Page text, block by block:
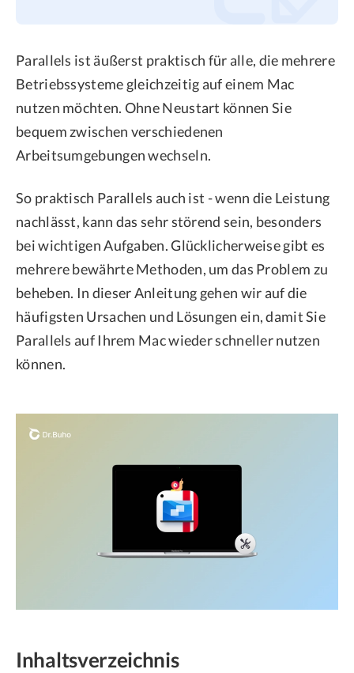
Parallels ist äußerst praktisch für alle, die mehrere
Betriebssysteme gleichzeitig auf einem Mac
nutzen möchten. Ohne Neustart können Sie
bequem zwischen verschiedenen
Arbeitsumgebungen wechseln.
So praktisch Parallels auch ist - wenn die Leistung
nachlässt, kann das sehr störend sein, besonders
bei wichtigen Aufgaben. Glücklicherweise gibt es
mehrere bewährte Methoden, um das Problem zu
beheben. In dieser Anleitung gehen wir auf die
häufigsten Ursachen und Lösungen ein, damit Sie
Parallels auf Ihrem Mac wieder schneller nutzen
können.
Inhaltsverzeichnis